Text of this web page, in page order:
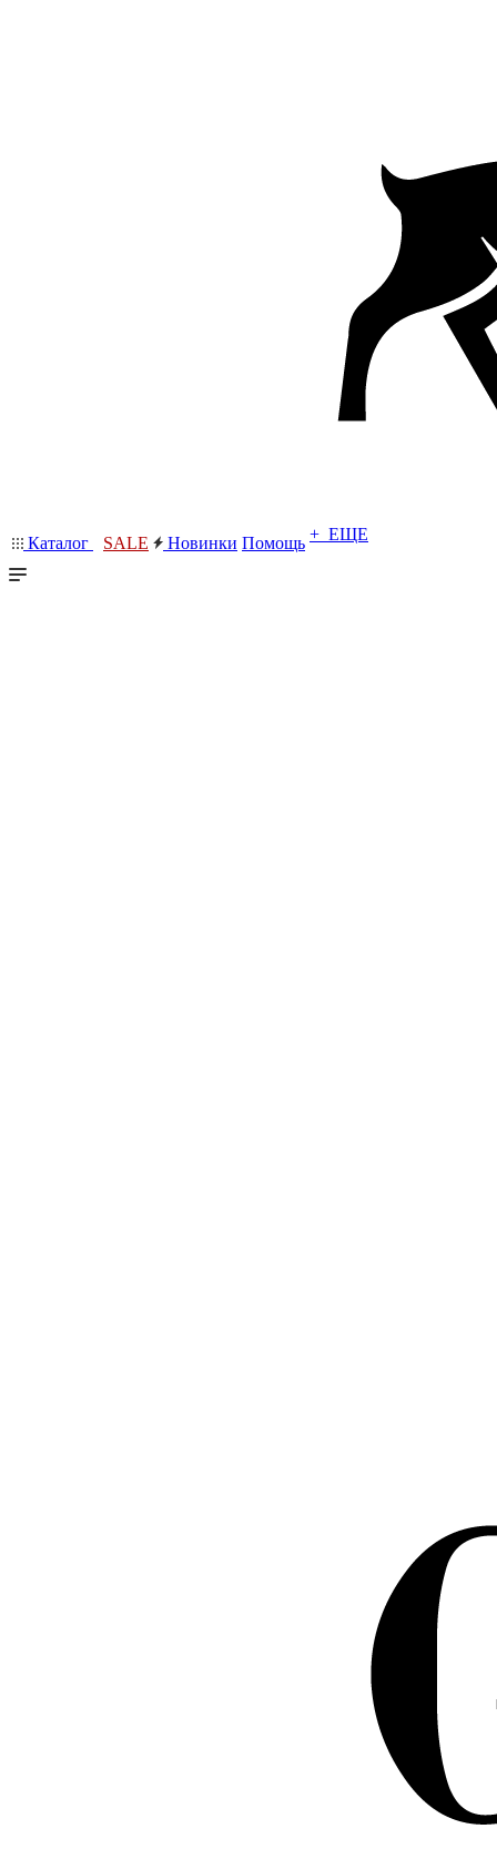
Каталог SALE Новинки Помощь + ЕЩЕ